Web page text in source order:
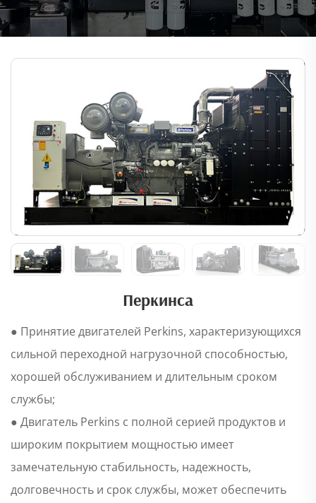
Перкинса
● Принятие двигателей Perkins, характеризующихся
сильной переходной нагрузочной способностью,
хорошей обслуживанием и длительным сроком
службы;
● Двигатель Perkins с полной серией продуктов и
широким покрытием мощностью имеет
замечательную стабильность, надежность,
долговечность и срок службы, может обеспечить